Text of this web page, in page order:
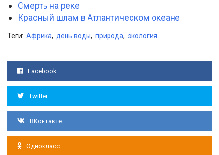
Смерть на реке
Красный шлам в Атлантическом океане
Теги: Африка, день воды, природа, экология
Facebook
Twitter
ВКонтакте
Однокласс